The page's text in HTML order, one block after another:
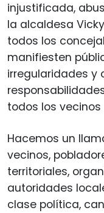
injustificada,
la alcaldesa
todos los
manifiesten
irregularidades y
todos los vecinos
Hacemos un
vecinos,
territoriales,
autoridades
clase política,